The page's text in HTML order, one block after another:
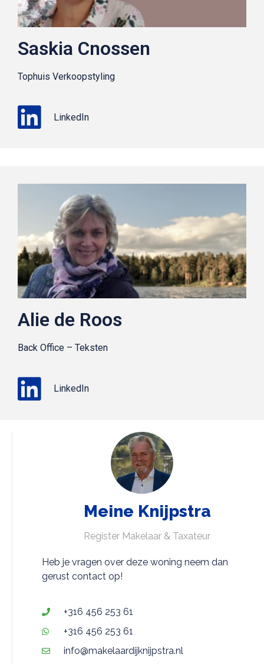
Saskia Cnossen
Tophuis Verkoopstyling
LinkedIn
Alie de Roos
Back Office – Teksten
LinkedIn
Meine Knijpstra
Register Makelaar & Taxateur
Heb je vragen over deze woning neem dan
gerust contact op!
+316 456 253 61
+316 456 253 61
info@makelaardijknijpstra.nl